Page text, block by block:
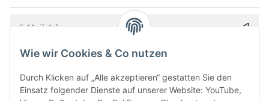
Bitte senden Sie mir entsprechend IhrerDatenschutzerklärung
Wie wir Cookies & Co nutzen
Durch Klicken auf „Alle akzeptieren“ gestatten Sie den
Einsatz folgender Dienste auf unserer Website: YouTube,